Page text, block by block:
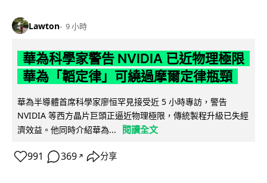
Lawton 9 小時
華為科學家警告 NVIDIA 已近物理極限
華為「韜定律」可繞過摩爾定律瓶頸
華為半導體首席科學家廖恒罕見接受近 5 小時專訪，警告
NVIDIA 等西方晶片巨頭正逼近物理極限，傳統製程升級已失經
濟效益。他同時介紹華為...
閱讀全文
991 369 ↗ 分享